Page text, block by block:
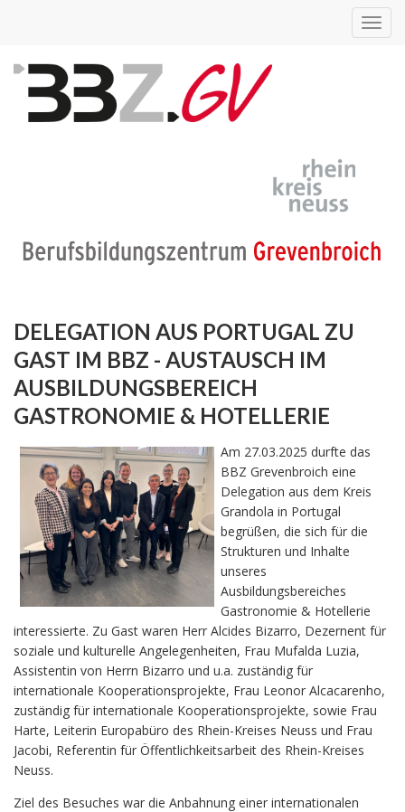
DELEGATION AUS PORTUGAL ZU
GAST IM BBZ - AUSTAUSCH IM
AUSBILDUNGSBEREICH
GASTRONOMIE & HOTELLERIE
Am 27.03.2025 durfte das
BBZ Grevenbroich eine
Delegation aus dem Kreis
Grandola in Portugal
begrüßen, die sich für die
Strukturen und Inhalte
unseres
Ausbildungsbereiches
Gastronomie & Hotellerie
interessierte. Zu Gast waren Herr Alcides Bizarro, Dezernent für
soziale und kulturelle Angelegenheiten, Frau Mufalda Luzia,
Assistentin von Herrn Bizarro und u.a. zuständig für
internationale Kooperationsprojekte, Frau Leonor Alcacarenho,
zuständig für internationale Kooperationsprojekte, sowie Frau
Harte, Leiterin Europabüro des Rhein-Kreises Neuss und Frau
Jacobi, Referentin für Öffentlichkeitsarbeit des Rhein-Kreises
Neuss.
Ziel des Besuches war die Anbahnung einer internationalen